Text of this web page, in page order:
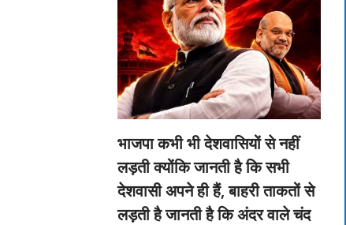
भाजपा कभी भी देशवासियों से नहीं
लड़ती क्योंकि जानती है कि सभी
देशवासी अपने ही हैं, बाहरी ताकतों से
लड़ती है जानती है कि अंदर वाले चंद